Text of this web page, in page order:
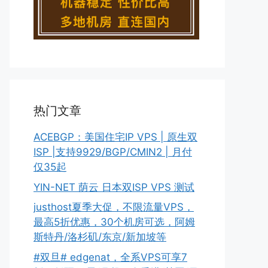
热门文章
ACEBGP：美国住宅IP VPS | 原生双
ISP |支持9929/BGP/CMIN2 | 月付
仅35起
YIN-NET 荫云 日本双ISP VPS 测试
justhost夏季大促，不限流量VPS，
最高5折优惠，30个机房可选，阿姆
斯特丹/洛杉矶/东京/新加坡等
#双旦# edgenat，全系VPS可享7